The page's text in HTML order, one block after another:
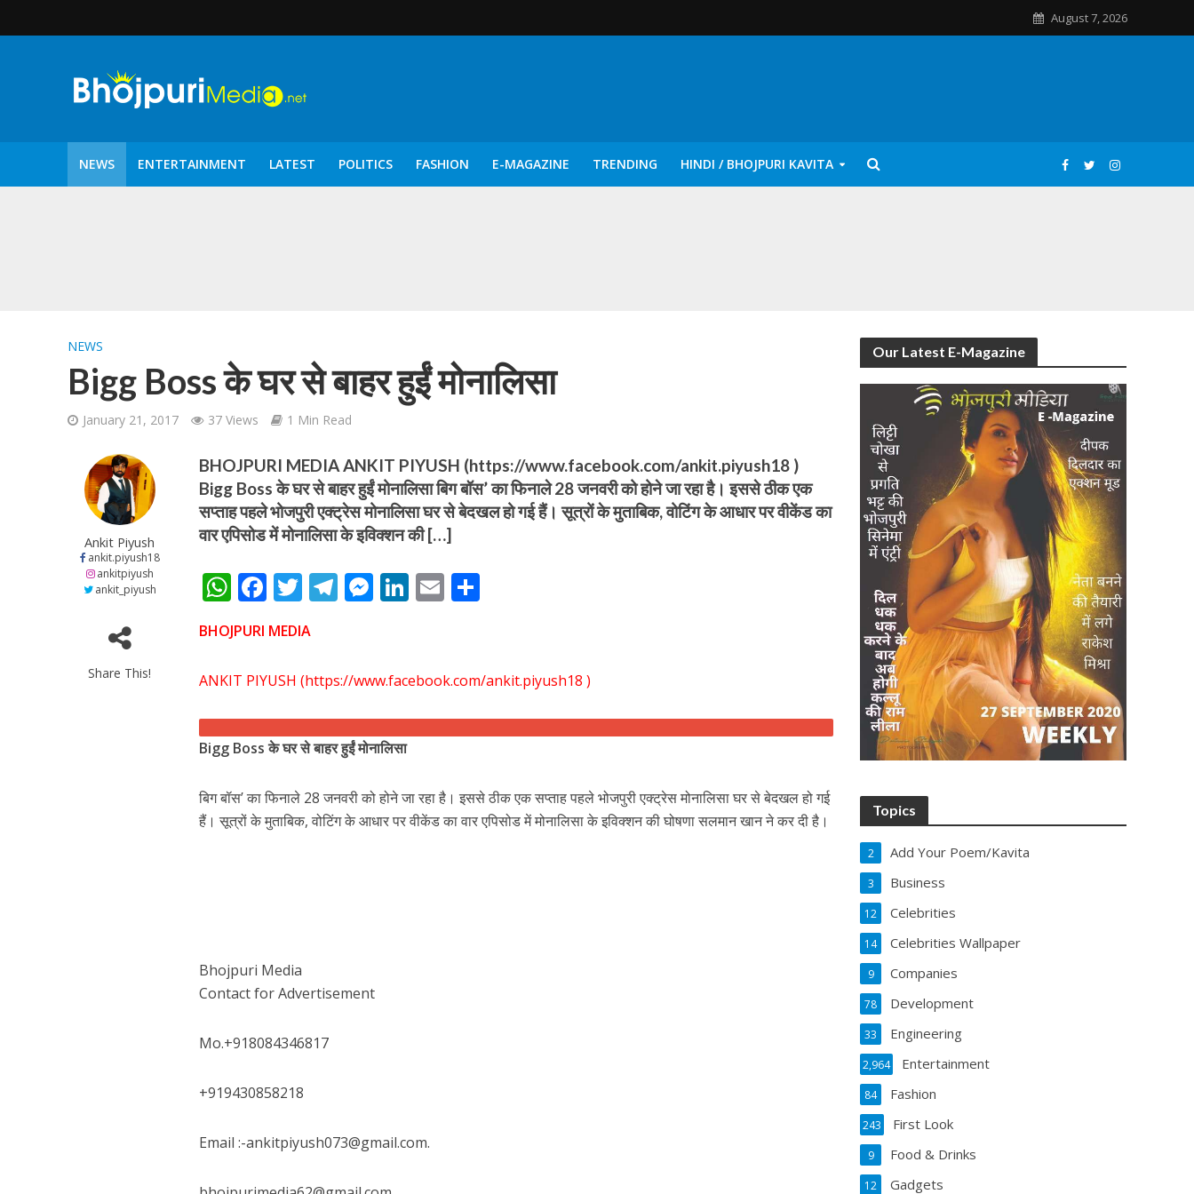
August 7, 2026
NEWS ENTERTAINMENT LATEST POLITICS FASHION E-MAGAZINE TRENDING HINDI / BHOJPURI KAVITA
शिवानी सिंह का नया बोलबम गीत तोहरे के मांगिला जानु हुआ रिलीज, दर्शकों का मिल रहा भरपूर प्यार
वर्ल्डवाइड रिकॉर्ड्स भोजपुरी का नया धमाकेदार गाना जल्द, दुबई की खूबसूरत लोकेशन्स पर हो रही है शूटिंग
NEWS
Bigg Boss के घर से बाहर हुईं मोनालिसा
January 21, 2017 37 Views 1 Min Read
Ankit Piyush
ankit.piyush18
ankitpiyush
ankit_piyush
Share This!
BHOJPURI MEDIA ANKIT PIYUSH (https://www.facebook.com/ankit.piyush18 )
Bigg Boss के घर से बाहर हुईं मोनालिसा बिग बॉस’ का फिनाले 28 जनवरी को होने जा रहा है। इससे ठीक एक
सप्ताह पहले भोजपुरी एक्ट्रेस मोनालिसा घर से बेदखल हो गई हैं। सूत्रों के मुताबिक, वोटिंग के आधार पर वीकेंड का
वार एपिसोड में मोनालिसा के इविक्शन की […]
W
h
at
s
p
p
F
ac
e
b
o
k
T
w
itt
er
T
gr
m
M
e
g
er
Li
e
n
E
l e
BHOJPURI MEDIA
ANKIT PIYUSH (https://www.facebook.com/ankit.piyush18 )
Bigg Boss के घर से बाहर हुईं मोनालिसा
बिग बॉस’ का फिनाले 28 जनवरी को होने जा रहा है। इससे ठीक एक सप्ताह पहले भोजपुरी एक्ट्रेस मोनालिसा घर से बेदखल हो गई
हैं। सूत्रों के मुताबिक, वोटिंग के आधार पर वीकेंड का वार एपिसोड में मोनालिसा के इविक्शन की घोषणा सलमान खान ने कर दी है।
Bhojpuri Media
Contact for Advertisement
Mo.+918084346817
+919430858218
Email :-ankitpiyush073@gmail.com.
Our Latest E-Magazine
Topics
Add Your Poem/Kavita
2
Business
3
Celebrities
12
Celebrities Wallpaper
14
Companies
9
Development
78
Engineering
33
Entertainment
2,964
Fashion
84
First Look
243
Food & Drinks
9
Gadgets
12